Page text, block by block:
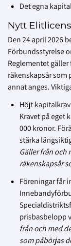
Det egna
Nytt
Den 24 april 2026
Förbundsstyrelse
Reglementet
räkenskapsår som
annat anges.
Höjt kapitalkrav
Kravet på eget
000 kronor.
stärka
Gäller från och
räkenskapsår
Föreningar får
prisbasbelopp
från och med
som påbörjas